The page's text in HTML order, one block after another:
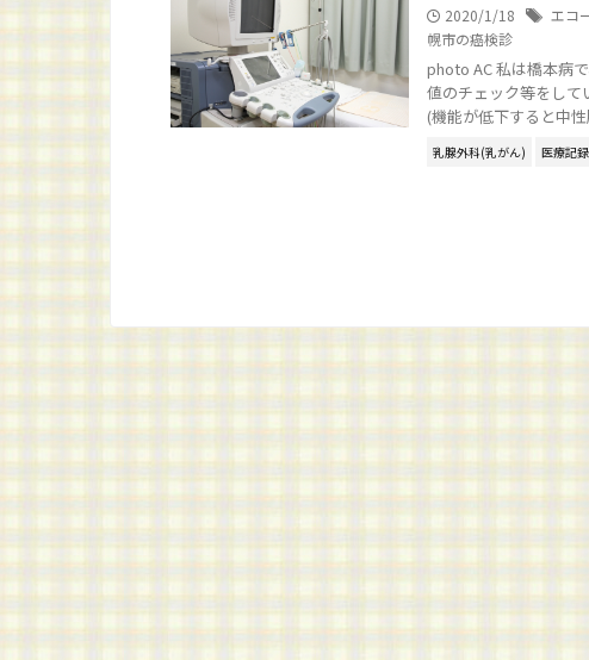
2020/1/18 エコ
幌市の癌検診
photo AC 私は橋本病
値のチェック等をして
(機能が低下すると中
乳腺外科(乳がん) 医療記